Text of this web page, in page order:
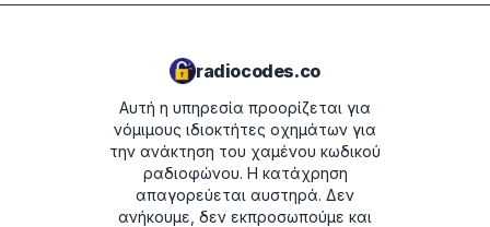
radiocodes.co
Αυτή η υπηρεσία προορίζεται για
νόμιμους ιδιοκτήτες οχημάτων για
την ανάκτηση του χαμένου κωδικού
ραδιοφώνου. Η κατάχρηση
απαγορεύεται αυστηρά. Δεν
ανήκουμε, δεν εκπροσωπούμε και